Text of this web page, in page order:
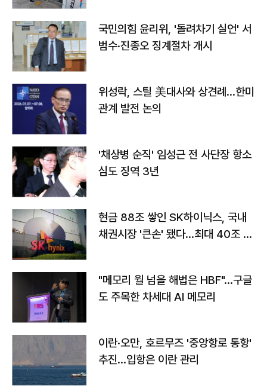
국민의힘 윤리위, '돌려차기 실언' 서
범수·진종오 징계절차 개시
위성락, 스틸 美대사와 상견례…한미
관계 발전 논의
'채상병 순직' 임성근 전 사단장 항소
심도 징역 3년
현금 88조 쌓인 SK하이닉스, 국내
채권시장 '큰손' 됐다…최대 40조 투
"메모리 월 넘을 해법은 HBF"…구글
도 주목한 차세대 AI 메모리
이란·오만, 호르무즈 '중앙항로 통항'
추진…입항은 이란 관리